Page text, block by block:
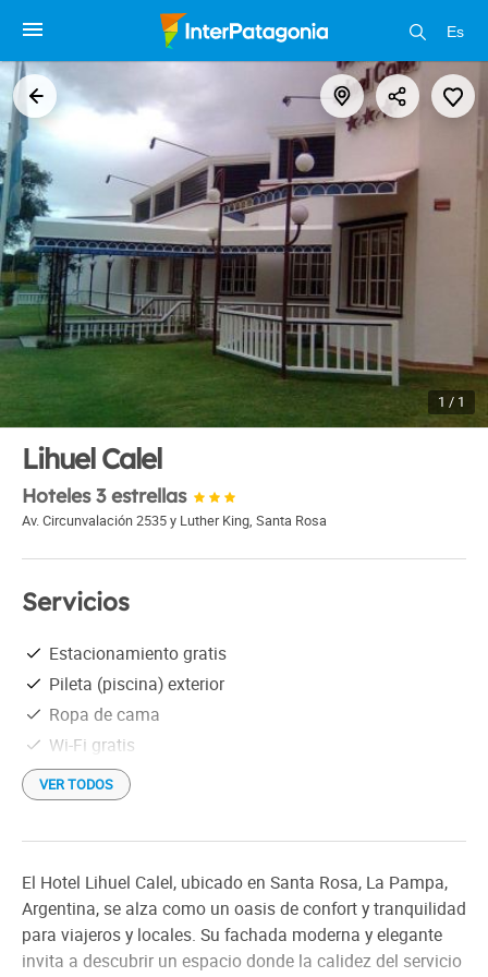
Es
1 / 1
Lihuel Calel
Hoteles 3 estrellas
Av. Circunvalación 2535 y Luther King, Santa Rosa
Servicios
Estacionamiento gratis
Pileta (piscina) exterior
Ropa de cama
Wi-Fi gratis
VER TODOS
El Hotel Lihuel Calel, ubicado en Santa Rosa, La Pampa,
Argentina, se alza como un oasis de confort y tranquilidad
para viajeros y locales. Su fachada moderna y elegante
invita a descubrir un espacio donde la calidez del servicio